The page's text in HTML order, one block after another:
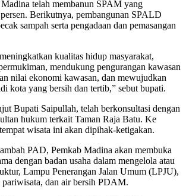
telah membanun SPAM yang
Berikutnya, pembangunan SPALD
sampah serta pengadaan dan pemasangan
kualitas hidup masyarakat,
mendukung pengurangan kawasan
nilai ekonomi kawasan, dan mewujudkan
kota yang bersih dan tertib,” sebut bupati.
Bupati Saipullah, telah berkonsultasi dengan
hukum terkait Taman Raja Batu. Ke
wisata ini akan dipihak-ketigakan.
PAD, Pemkab Madina akan membuka
dengan badan usaha dalam mengelola atau
Lampu Penerangan Jalan Umum (LPJU),
pariwisata, dan air bersih PDAM.